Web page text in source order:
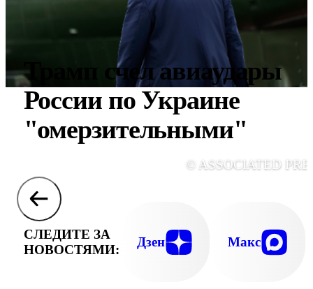
Трамп счел авиаудары
России по Украине
"омерзительными"
© ASSOCIATED
СЛЕДИТЕ ЗА
НОВОСТЯМИ:
Дзен Макс